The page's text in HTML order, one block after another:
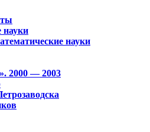
науки
науки
2000 — 2003